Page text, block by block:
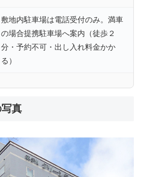
敷地内駐車場は電話受付のみ。満車
の場合提携駐車場へ案内（徒歩２
分・予約不可・出し入れ料金かか
る）
真